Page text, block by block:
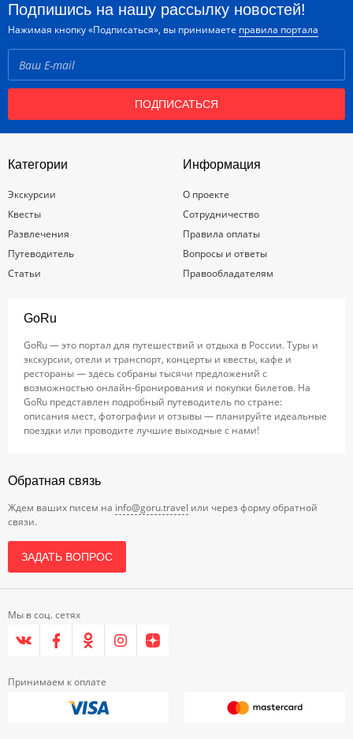
Подпишись на нашу рассылку новостей!
Нажимая кнопку «Подписаться», вы принимаете правила портала
ПОДПИСАТЬСЯ
Категории
Экскурсии
Квесты
Развлечения
Путеводитель
Статьи
Информация
О проекте
Сотрудничество
Правила оплаты
Вопросы и ответы
Правообладателям
GoRu
GoRu — это портал для путешествий и отдыха в России. Туры и
экскурсии, отели и транспорт, концерты и квесты, кафе и
рестораны — здесь собраны тысячи предложений с
возможностью онлайн-бронирования и покупки билетов. На
GoRu представлен подробный путеводитель по стране:
описания мест, фотографии и отзывы — планируйте идеальные
поездки или проводите лучшие выходные с нами!
Обратная связь
Ждем ваших писем на info@goru.travel или через форму обратной
связи.
ЗАДАТЬ ВОПРОС
Мы в соц. сетях
Принимаем к оплате